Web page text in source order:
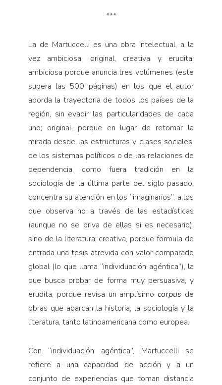
***
La de Martuccelli es una obra intelectual, a la
vez ambiciosa, original, creativa y erudita:
ambiciosa porque anuncia tres volúmenes (este
supera las 500 páginas) en los que el autor
aborda la trayectoria de todos los países de la
región, sin evadir las particularidades de cada
uno; original, porque en lugar de retomar la
mirada desde las estructuras y clases sociales,
de los sistemas políticos o de las relaciones de
dependencia, como fuera tradición en la
sociología de la última parte del siglo pasado,
concentra su atención en los “imaginarios”, a los
que observa no a través de las estadísticas
(aunque no se priva de ellas si es necesario),
sino de la literatura; creativa, porque formula de
entrada una tesis atrevida con valor comparado
global (lo que llama “individuación agéntica”), la
que busca probar de forma muy persuasiva, y
erudita, porque revisa un amplísimocorpus de
obras que abarcan la historia, la sociología y la
literatura, tanto latinoamericana como europea.
Con “individuación agéntica”, Martuccelli se
refiere a una capacidad de acción y a un
conjunto de experiencias que toman distancia